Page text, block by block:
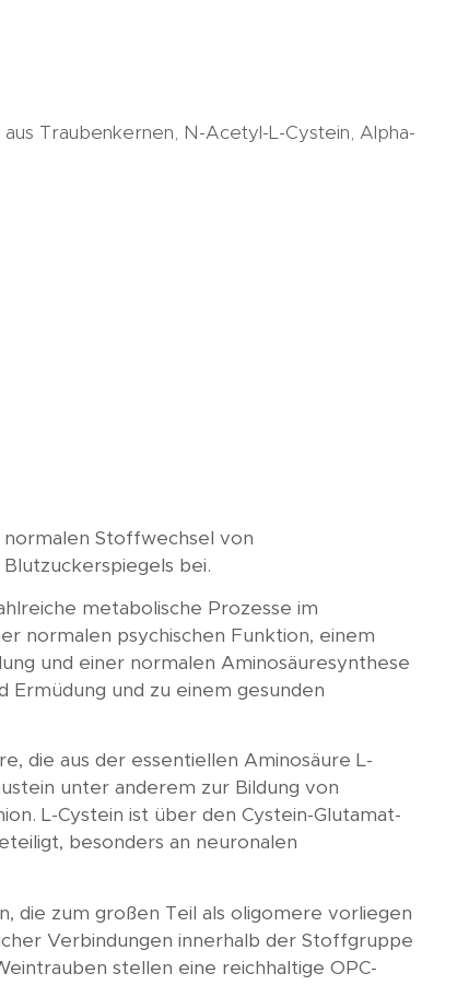
Traubenkernen, N-Acetyl-L-Cystein, Alpha-
Stoffwechsel von
bei.
metabolische Prozesse im
normalen psychischen Funktion, einem
und einer normalen Aminosäuresynthese
Ermüdung und zu einem gesunden
die aus der essentiellen Aminosäure L-
unter anderem zur Bildung von
L-Cystein ist über den Cystein-Glutamat-
besonders an neuronalen
die zum großen Teil als oligomere vorliegen
Verbindungen innerhalb der Stoffgruppe
stellen eine reichhaltige OPC-